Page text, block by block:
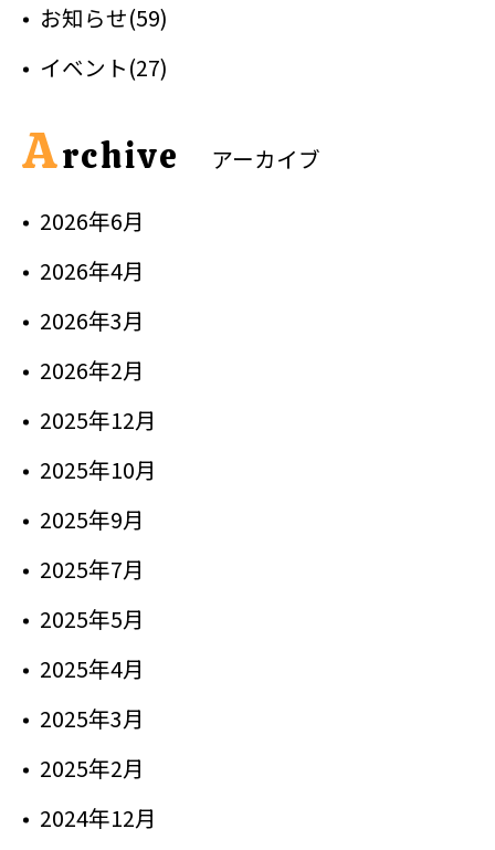
お知らせ(59)
イベント(27)
Archive
アーカイブ
2026年6月
2026年4月
2026年3月
2026年2月
2025年12月
2025年10月
2025年9月
2025年7月
2025年5月
2025年4月
2025年3月
2025年2月
2024年12月